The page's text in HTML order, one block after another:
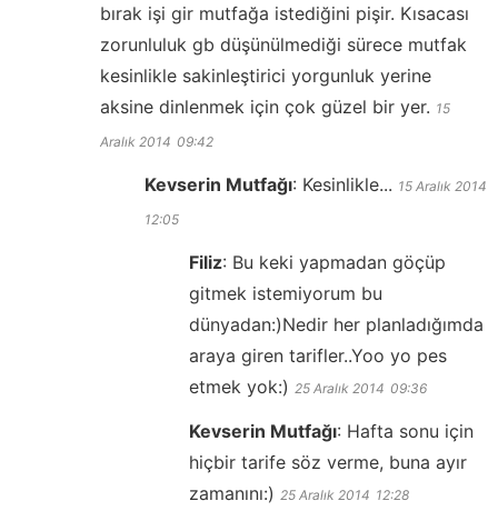
bırak işi gir mutfağa istediğini pişir. Kısacası
zorunluluk gb düşünülmediği sürece mutfak
kesinlikle sakinleştirici yorgunluk yerine
aksine dinlenmek için çok güzel bir yer. 15
Aralık 2014 09:42
Kevserin Mutfağı: Kesinlikle... 15 Aralık 2014
12:05
Filiz: Bu keki yapmadan göçüp
gitmek istemiyorum bu
dünyadan:)Nedir her planladığımda
araya giren tarifler..Yoo yo pes
etmek yok:) 25 Aralık 2014 09:36
Kevserin Mutfağı: Hafta sonu için
hiçbir tarife söz verme, buna ayır
zamanını:) 25 Aralık 2014 12:28